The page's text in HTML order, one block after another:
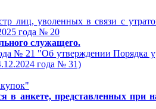
лиц, уволенных в связи с
года № 20
служащего.
№ 21 "Об утверждении Порядка
года № 31)
в анкете, представленных при